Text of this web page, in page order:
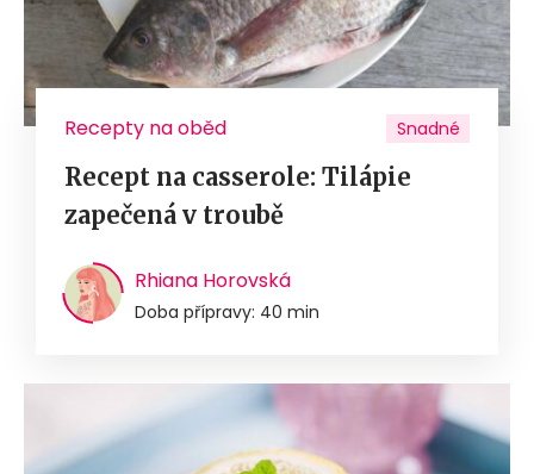
Recepty na oběd Snadné
Recept na casserole: Tilápie
zapečená v troubě
Rhiana Horovská
Doba přípravy: 40 min